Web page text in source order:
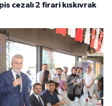
cezalı 2 firari kıskıvrak